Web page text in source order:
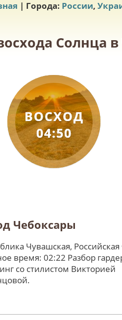
| Города: России,
Солнца
ВОСХОД
04:50
Чебоксары
Чувашская,
время: 02:22 Разбор
со стилистом Викторией